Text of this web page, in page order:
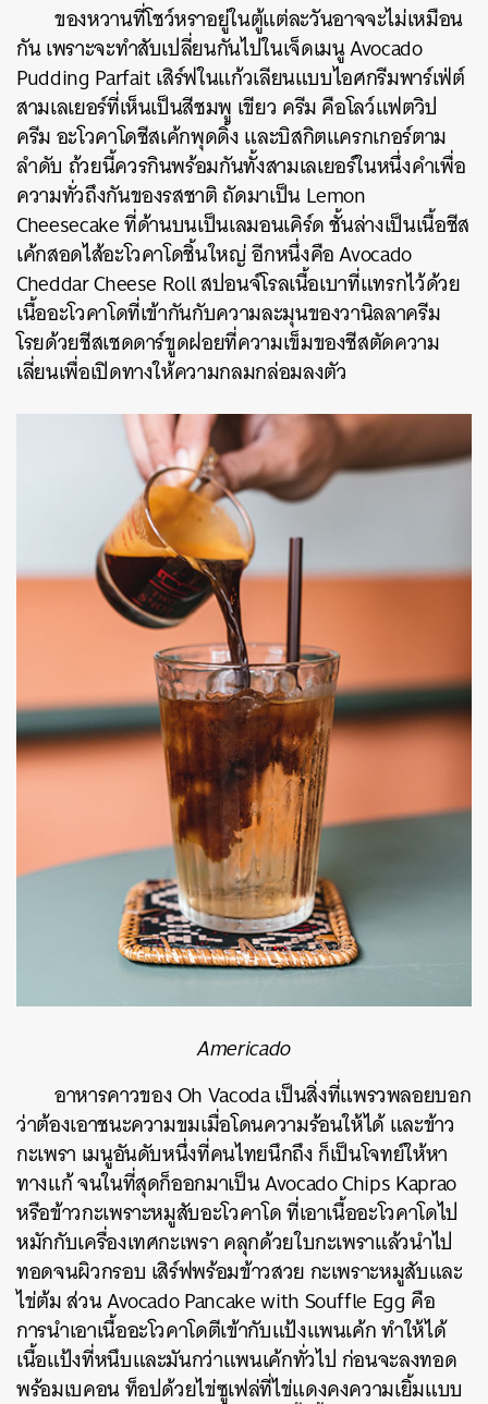
ของหวานที่โชว์หราอยู่ในตู้แต่ละวันอาจจะไม่เหมือน
กัน เพราะจะทำสับเปลี่ยนกันไปในเจ็ดเมนูAvocado
Pudding Parfait เสิร์ฟในแก้วเลียนแบบไอศกรีมพาร์เฟ่ต์
สามเลเยอร์ที่เห็นเป็นสีชมพู เขียว ครีม คือโลว์แฟตวิป
ครีม อะโวคาโดชีสเค้กพุดดิ้ง และบิสกิตแครกเกอร์ตาม
ลำดับ ถ้วยนี้ควรกินพร้อมกันทั้งสามเลเยอร์ในหนึ่งคำเพื่อ
ความทั่วถึงกันของรสชาติ ถัดมาเป็น Lemon
Cheesecake ที่ด้านบนเป็นเลมอนเคิร์ด ชั้นล่างเป็นเนื้อชีส
เค้กสอดไส้อะโวคาโดชิ้นใหญ่ อีกหนึ่งคือ Avocado
Cheddar Cheese Roll สปอนจ์โรลเนื้อเบาที่แทรกไว้ด้วย
เนื้ออะโวคาโดที่เข้ากันกับความละมุนของวานิลลาครีม
โรยด้วยชีสเชดดาร์ขูดฝอยที่ความเข็มของชีสตัดความ
เลี่ยนเพื่อเปิดทางให้ความกลมกล่อมลงตัว
Americado
อาหารคาวของ Oh Vacodaเป็นสิ่งที่แพรวพลอยบอก
ว่าต้องเอาชนะความขมเมื่อโดนความร้อนให้ได้ และข้าว
กะเพรา เมนูอันดับหนึ่งที่คนไทยนึกถึง ก็เป็นโจทย์ให้หา
ทางแก้ จนในที่สุดก็ออกมาเป็น Avocado Chips Kaprao
หรือข้าวกะเพราะหมูสับอะโวคาโด ที่เอาเนื้ออะโวคาโดไป
หมักกับเครื่องเทศกะเพรา คลุกด้วยใบกะเพราแล้วนำไป
ทอดจนผิวกรอบ เสิร์ฟพร้อมข้าวสวย กะเพราะหมูสับและ
ไข่ต้ม ส่วนAvocado Pancake with Souffle Egg คือ
การนำเอาเนื้ออะโวคาโดตีเข้ากับแป้งแพนเค้ก ทำให้ได้
เนื้อแป้งที่หนึบและมันกว่าแพนเค้กทั่วไป ก่อนจะลงทอด
พร้อมเบคอน ท็อปด้วยไข่ซูเฟล่ที่ไข่แดงคงความเยิ้มแบบ
SHARE TWEET LINE EMAIL